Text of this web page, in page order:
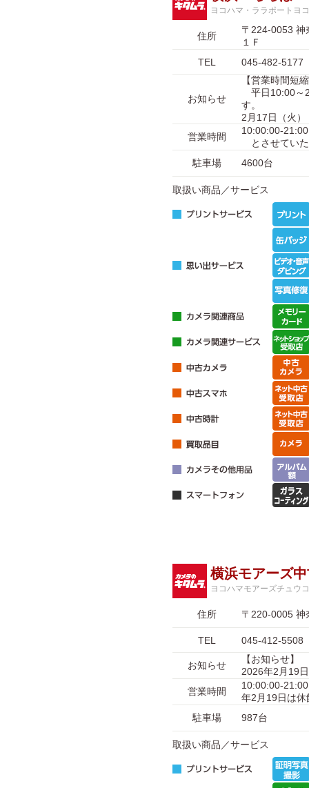
ヨコハマ・ララポートヨ
住所
〒224-0053 神
１Ｆ
TEL
045-482-5177
お知らせ
【営業時間短
平日10:00～
す。
2月17日（火
営業時間
10:00:00-
とさせてい
駐車場
4600台
取扱い商品／サービス
横浜モアーズ
ヨコハマモアーズチュウ
住所 〒220-0005 神
TEL 045-412-5508
お知らせ
【お知らせ】
2026年2月19
営業時間
10:00:00-
年2月19日は休
駐車場
987台
取扱い商品／サービス